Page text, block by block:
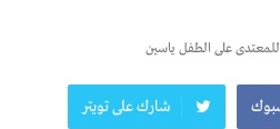
على الطفل ياسين
شارك على تويتر